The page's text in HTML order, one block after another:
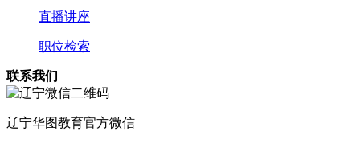
直播讲座
职位检索
联系我们
辽宁华图教育官方微信